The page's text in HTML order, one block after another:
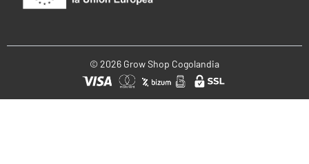
© 2026 Grow Shop Cogolandia